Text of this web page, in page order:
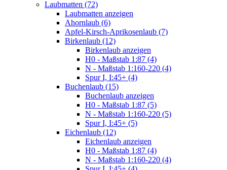
Laubmatten (72)
Laubmatten anzeigen
Ahornlaub (6)
Apfel-Kirsch-Aprikosenlaub (7)
Birkenlaub (12)
Birkenlaub anzeigen
H0 - Maßstab 1:87 (4)
N - Maßstab 1:160-220 (4)
Spur I, I:45+ (4)
Buchenlaub (15)
Buchenlaub anzeigen
H0 - Maßstab 1:87 (5)
N - Maßstab 1:160-220 (5)
Spur I, I:45+ (5)
Eichenlaub (12)
Eichenlaub anzeigen
H0 - Maßstab 1:87 (4)
N - Maßstab 1:160-220 (4)